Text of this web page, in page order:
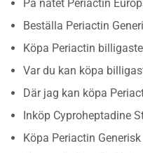
På nätet Periactin
Beställa Periactin
Köpa Periactin
Var du kan köpa
Där jag kan köpa
Inköp Cyproheptadine
Köpa Periactin